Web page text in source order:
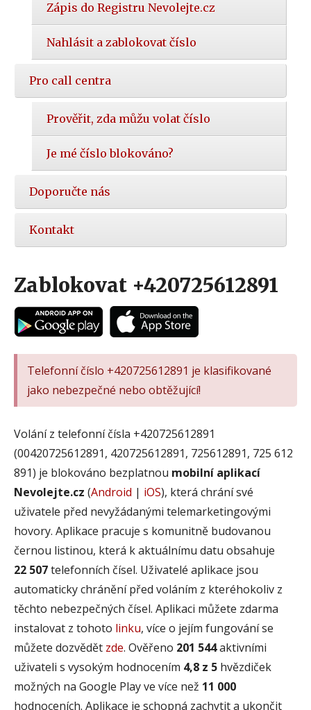
Zápis do Registru Nevolejte.cz
Nahlásit a zablokovat číslo
Pro call centra
Prověřit, zda můžu volat číslo
Je mé číslo blokováno?
Doporučte nás
Kontakt
Zablokovat +420725612891
Telefonní číslo +420725612891 je klasifikované
jako nebezpečné nebo obtěžující!
Volání z telefonní čísla +420725612891
(00420725612891, 420725612891, 725612891, 725 612
891) je blokováno bezplatnou mobilní aplikací
Nevolejte.cz (Android | iOS), která chrání své
uživatele před nevyžádanými telemarketingovými
hovory. Aplikace pracuje s komunitně budovanou
černou listinou, která k aktuálnímu datu obsahuje
22 507telefonních čísel. Uživatelé aplikace jsou
automaticky chránění před voláním z kteréhokoliv z
těchto nebezpečných čísel. Aplikaci můžete zdarma
instalovat z tohoto linku, více o jejím fungování se
můžete dozvědět zde. Ověřeno 201 544aktivními
uživateli s vysokým hodnocením 4,8 z 5 hvězdiček
možných na Google Play ve více než 11 000
hodnoceních. Aplikace je schopná zachytit a ukončit